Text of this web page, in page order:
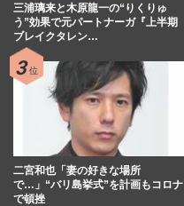
三浦璃来と木原龍一の“りくりゅ
う”効果で元パートナーガ『上半期
ブレイクタレン…
二宮和也「妻の好きな場所
で…」“バリ島挙式”を計画もコロナ
で頓挫